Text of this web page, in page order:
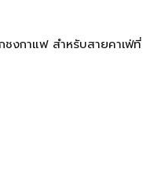
ชงกาแฟ สำหรับสายคาเฟ่ที่